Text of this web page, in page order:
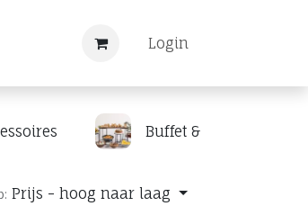
Login
Buffet & display
Prijs - hoog naar laag